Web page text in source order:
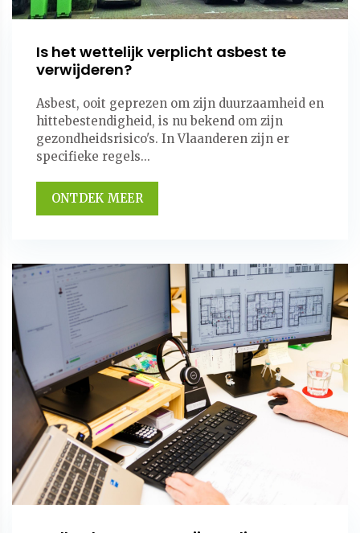
Is het wettelijk verplicht asbest te
verwijderen?
Asbest, ooit geprezen om zijn duurzaamheid en
hittebestendigheid, is nu bekend om zijn
gezondheidsrisico's. In Vlaanderen zijn er
specifieke regels...
ONTDEK MEER